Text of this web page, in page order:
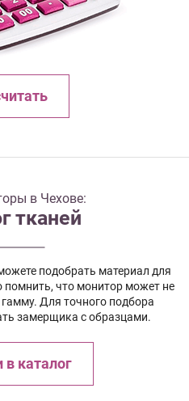
в Чехове:
тканей
подобрать материал для
что монитор может не
Для точного подбора
замерщика с образцами.
в каталог